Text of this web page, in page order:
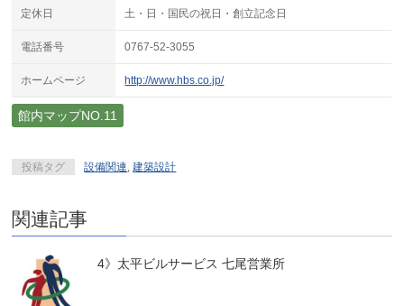
定休日 土・日・国民の祝日・創立記念日
電話番号 0767-52-3055
ホームページ http://www.hbs.co.jp/
館内マップNO.11
投稿タグ 設備関連,建築設計
関連記事
4》太平ビルサービス 七尾営業所